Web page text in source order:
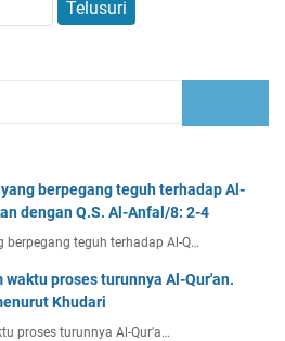
berpegang teguh terhadap Al-
dengan Q.S. Al-Anfal/8: 2-4
teguh terhadap Al-Q…
proses turunnya Al-Qur'an.
Khudari
proses turunnya Al-Qur'a…